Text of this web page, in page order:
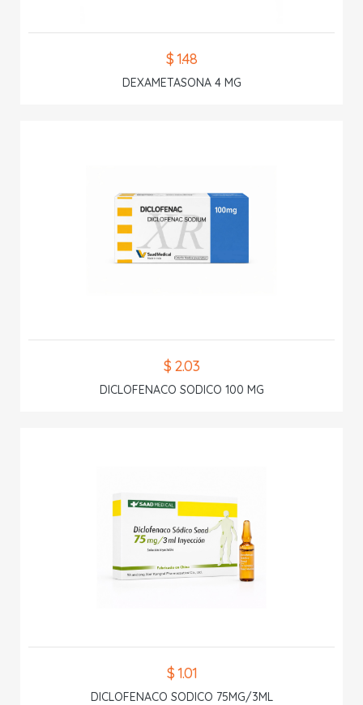
$ 1.48
DEXAMETASONA 4 MG
$ 2.03
DICLOFENACO SODICO 100 MG
$ 1.01
DICLOFENACO SODICO 75MG/3ML